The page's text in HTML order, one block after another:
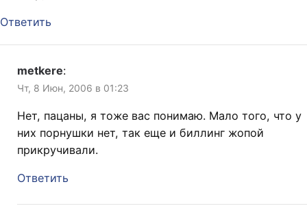
Ответить
metkere:
Чт, 8 Июн, 2006 в 01:23
Нет, пацаны, я тоже вас понимаю. Мало того, что у
них порнушки нет, так еще и биллинг жопой
прикручивали.
Ответить